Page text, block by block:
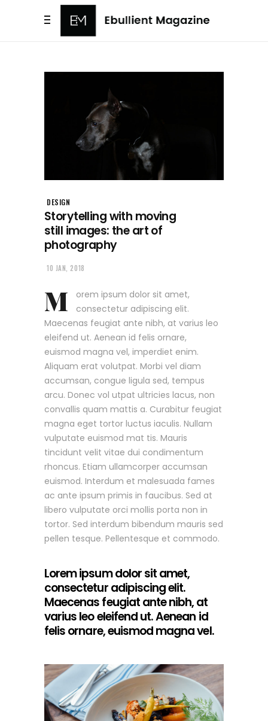
DESIGN
Storytelling with moving
still images: the art of
photography
10 JAN, 2018
M
orem ipsum dolor sit amet,
consectetur adipiscing elit.
Maecenas feugiat ante nibh, at varius leo
eleifend ut. Aenean id felis ornare,
euismod magna vel, imperdiet enim.
Aliquam erat volutpat. Morbi vel diam
accumsan, congue ligula sed, tempus
arcu. Donec vol utpat ultricies lacus, non
convallis quam mattis a. Curabitur feugiat
magna eget tortor luctus iaculis. Nullam
vulputate euismod mat tis. Mauris
tincidunt velit vitae dui condimentum
rhoncus. Etiam ullamcorper accumsan
euismod. Interdum et malesuada fames
ac ante ipsum primis in faucibus. Sed at
libero vulputate orci mollis porta non in
tortor. Sed interdum bibendum mauris sed
pellen tesque. Pellentesque et commodo.
Lorem ipsum dolor sit amet,
consectetur adipiscing elit.
Maecenas feugiat ante nibh, at
varius leo eleifend ut. Aenean id
felis ornare, euismod magna vel.